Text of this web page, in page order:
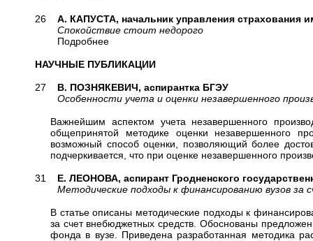
26 А. КАПУСТА, начальник управления страхования
Спокойствие стоит недорого
Подробнее
НАУЧНЫЕ ПУБЛИКАЦИИ
27 В. ПОЗНЯКЕВИЧ, аспирантка БГЭУ
Особенности учета и оценки незавершенного
Важнейшим аспектом учета незавершенного
общепринятой методике оценки незавершенного
возможный способ оценки, позволяющий более
подчеркивается, что при оценке незавершенного
31 Е. ЛЕОНОВА, аспирант Гродненского
Методические подходы к финансированию вузов за
В статье описаны методические подходы к
за счет внебюджетных средств. Обоснованы
фонда в вузе. Приведена разработанная методика